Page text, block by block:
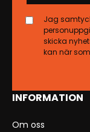
INFORMATION
Om oss
Jag
skicka
kan när